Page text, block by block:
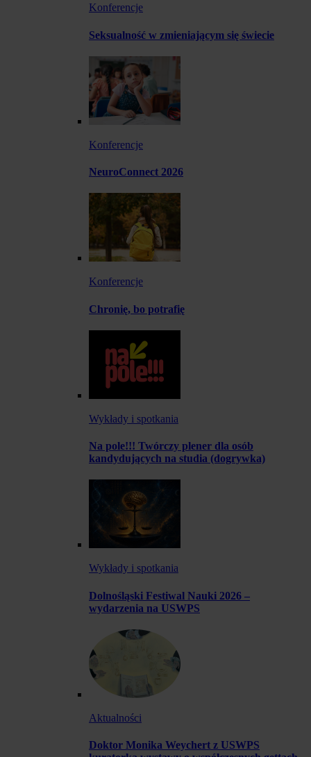
Konferencje
Seksualność w zmieniającym się świecie
Konferencje
NeuroConnect 2026
Konferencje
Chronię, bo potrafię
Wykłady i spotkania
Na pole!!! Twórczy plener dla osób
kandydujących na studia (dogrywka)
Wykłady i spotkania
Dolnośląski Festiwal Nauki 2026 –
wydarzenia na USWPS
Aktualności
Doktor Monika Weychert z USWPS